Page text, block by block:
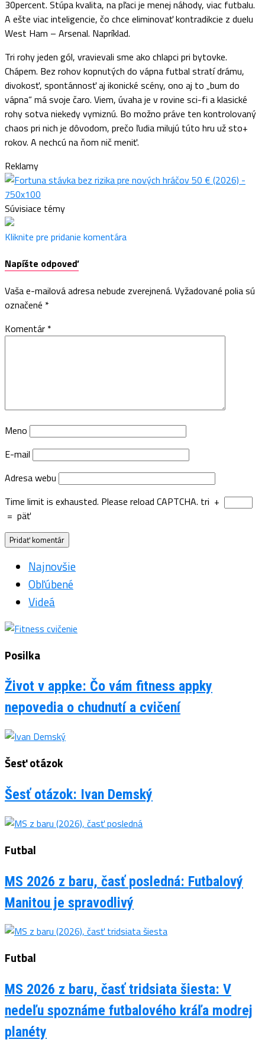
30percent. Stúpa kvalita, na pľaci je menej náhody, viac futbalu.
A ešte viac inteligencie, čo chce eliminovať kontradikcie z duelu
West Ham – Arsenal. Napríklad.
Tri rohy jeden gól, vravievali sme ako chlapci pri bytovke.
Chápem. Bez rohov kopnutých do vápna futbal stratí drámu,
divokosť, spontánnosť aj ikonické scény, ono aj to „bum do
vápna“ má svoje čaro. Viem, úvaha je v rovine sci-fi a klasické
rohy sotva niekedy vymiznú. Bo možno práve ten kontrolovaný
chaos pri nich je dôvodom, prečo ľudia milujú túto hru už sto+
rokov. A nechcú na ňom nič meniť.
Reklamy
Súvisiace témy
Kliknite pre pridanie komentára
Napíšte odpoveď
Vaša e-mailová adresa nebude zverejnená. Vyžadované polia sú
označené *
Komentár *
Meno
E-mail
Adresa webu
Time limit is exhausted. Please reload CAPTCHA. tri +
= päť
Najnovšie
Obľúbené
Videá
Posilka
Život v appke: Čo vám fitness appky
nepovedia o chudnutí a cvičení
Šesť otázok
Šesť otázok: Ivan Demský
Futbal
MS 2026 z baru, časť posledná: Futbalový
Manitou je spravodlivý
Futbal
MS 2026 z baru, časť tridsiata šiesta: V
nedeľu spoznáme futbalového kráľa modrej
planéty